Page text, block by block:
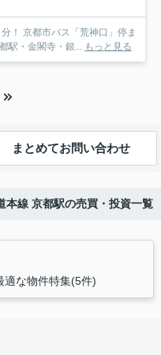
！ 京都市バス「荒神口」停ま
駅・金閣寺・銀...
もっと見る
まとめてお問い合わせ
本線 京都駅の売買・投資一覧
適な物件特集(5件)